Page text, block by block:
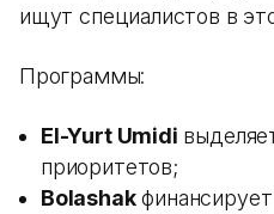
ищут специалистов в
Программы:
El-Yurt Umidi
приоритетов;
Bolashak